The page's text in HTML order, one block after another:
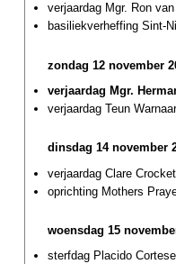
verjaardag Mgr. Ron
basiliekverheffing Sint-
zondag 12 november
verjaardag Mgr.
verjaardag Teun
dinsdag 14 november
verjaardag Clare
oprichting Mothers
woensdag 15
sterfdag Placido Cortese